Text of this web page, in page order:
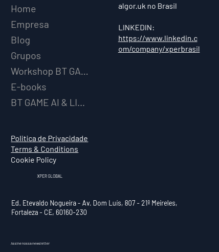
Home
Empresa
Blog
Grupos
Workshop BT GAME AI
E-books
BT GAME AI & LICENCIAMENTO
Politica de Privacidade
Terms & Conditions
Cookie Policy
algor.uk no Brasil
LINKEDIN:
https://www.linkedin.c
om/company/xperbrasil
XPER GLOBAL
Ed. Etevaldo Nogueira - Av. Dom Luís, 807 - 21º Meireles,
Fortaleza - CE, 60160-230
Assine nossa newsletter